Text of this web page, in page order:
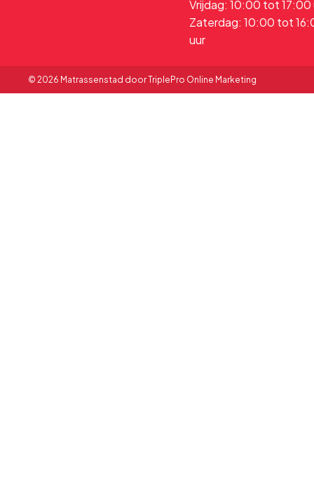
Vrijdag: 10:00 tot 17:00
Zaterdag: 10:00 tot
uur
© 2026 Matrassenstad door TriplePro Online Marketing